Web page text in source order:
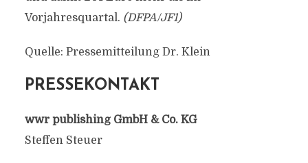
Vorjahresquartal. (DFPA/JF1)
Quelle: Pressemitteilung Dr. Klein
PRESSEKONTAKT
wwr publishing GmbH & Co. KG
Steffen Steuer